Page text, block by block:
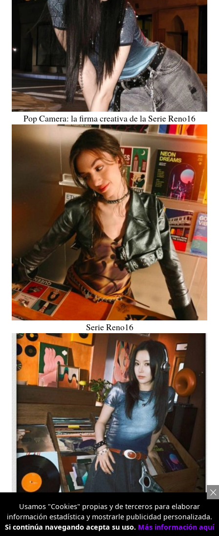
Pop Camera: la firma creativa de la Serie Reno16
Serie Reno16
Usamos "Cookies" propias y de terceros para elaborar
información estadística y mostrarle publicidad personalizada.
Si continúa navegando acepta su uso. Más información aquí